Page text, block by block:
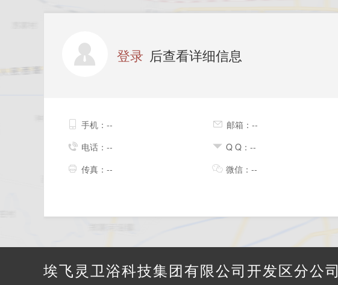
登录 后查看详细信息
手机：--
邮箱：--
电话：--
Q Q：--
传真：--
微信：--
埃飞灵卫浴科技集团有限公司开发区分公司